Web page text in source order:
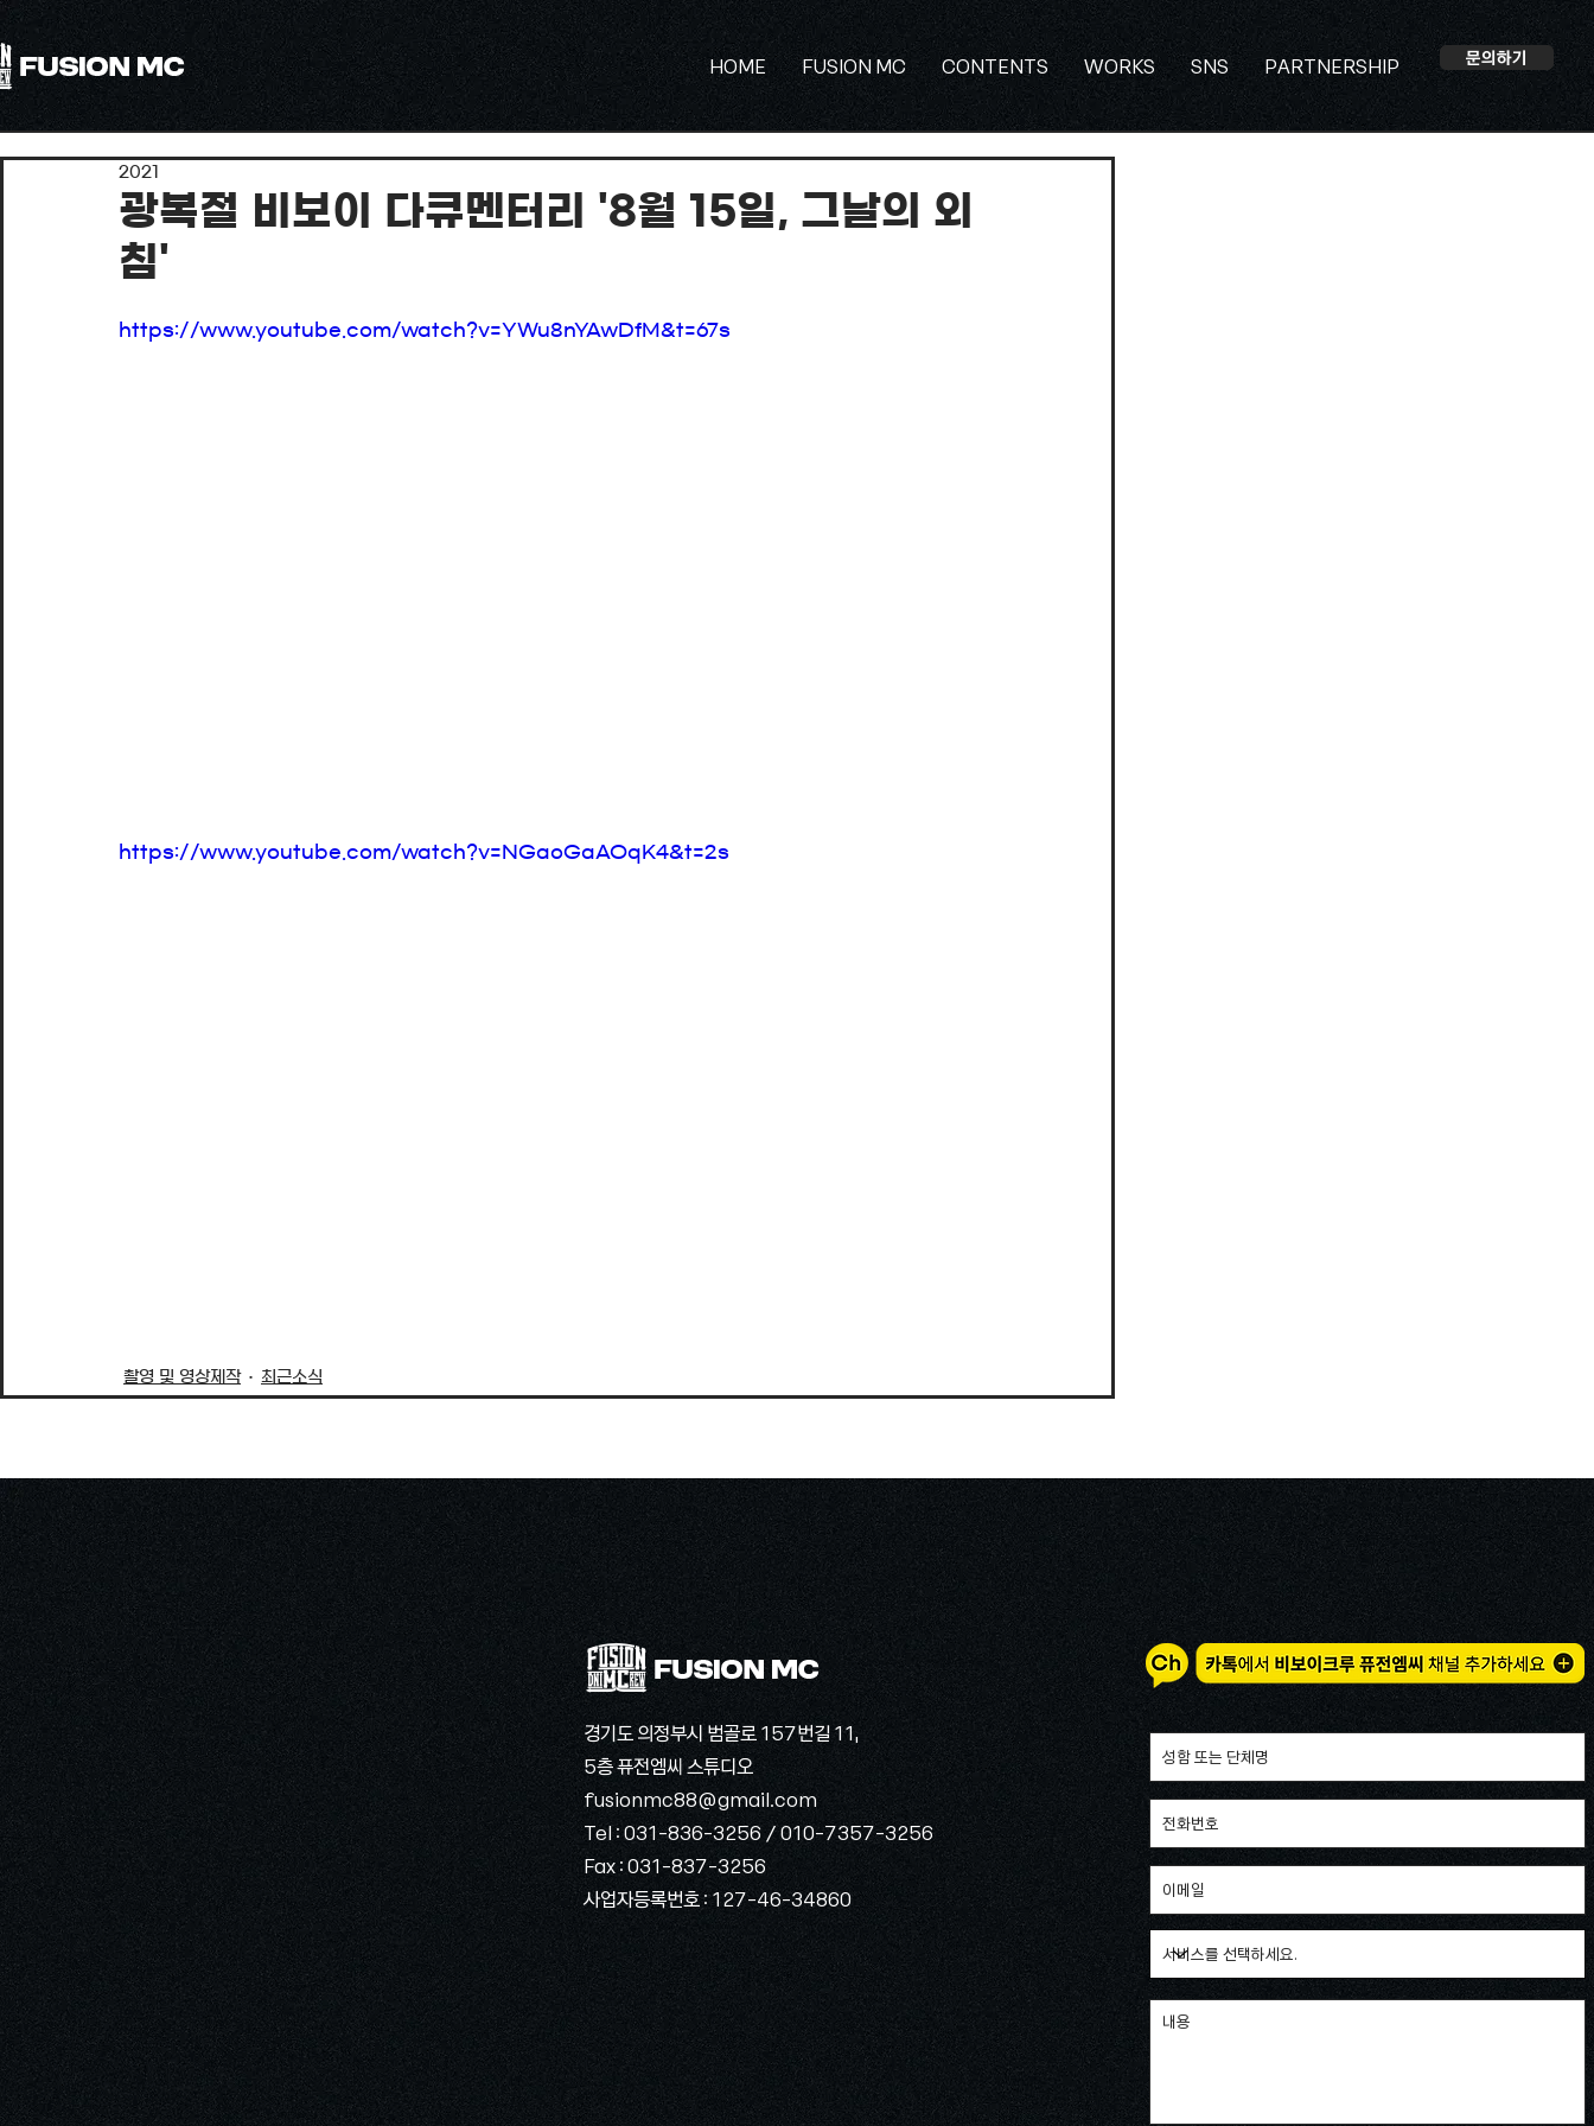
HOME FUSION MC CONTENTS WORKS SNS PARTNERSHIP 문의하기
All 최근소식 국제 수상경력 해외 문화교류 활동/공연 촬영 및 영상제작 행사기획 및 주관 뉴스기사 및 인터뷰
미디어콘텐츠
광복절 비보이 다큐멘터리 '8월 15일, 그날의 외
침'
2021
https://www.youtube.com/watch?v=YWu8nYAwDfM&t=67s
https://www.youtube.com/watch?v=NGaoGaAOqK4&t=2s
촬영 및 영상제작 최근소식
경기도 의정부시 범골로 157번길 11,
5층 퓨전엠씨 스튜디오
fusionmc88@gmail.com
Tel : 031-836-3256 / 010-7357-3256
Fax : 031-837-3256
​사업자등록번호 : 127-46-34860